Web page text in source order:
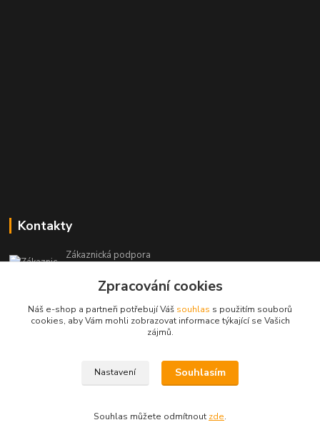
Kontakty
Zákaznická podpora
(Po-Pá, 9-19 hod.)
info@infoproinfo.cz
RadovanCZ 2023-25
Zpracování cookies
Náš e-shop a partneři potřebují Váš souhlas s použitím souborů
cookies, aby Vám mohli zobrazovat informace týkající se Vašich
zájmů.
Nastavení Souhlasím
Souhlas můžete odmítnout zde.